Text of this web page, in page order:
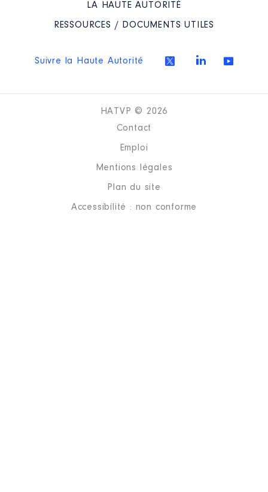
LA HAUTE AUTORITÉ
RESSOURCES / DOCUMENTS UTILES
Suivre la Haute Autorité
HATVP © 2026
Contact
Emploi
Mentions légales
Plan du site
Accessibilité : non conforme